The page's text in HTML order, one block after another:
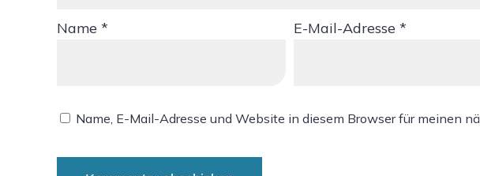
Name * E-Mail-Adresse *
Name, E-Mail-Adresse und Website in diesem Browser für meinen